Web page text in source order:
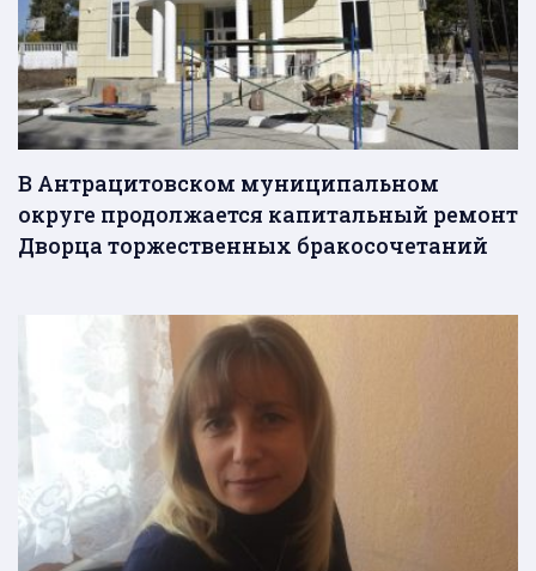
В Антрацитовском муниципальном
округе продолжается капитальный ремонт
Дворца торжественных бракосочетаний